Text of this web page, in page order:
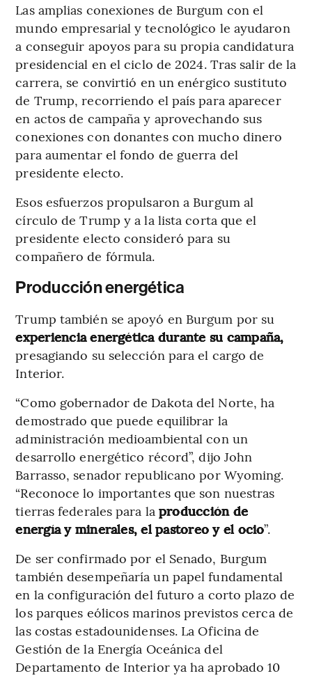
Las amplias conexiones de Burgum con el
mundo empresarial y tecnológico le ayudaron
a conseguir apoyos para su propia candidatura
presidencial en el ciclo de 2024. Tras salir de la
carrera, se convirtió en un enérgico sustituto
de Trump, recorriendo el país para aparecer
en actos de campaña y aprovechando sus
conexiones con donantes con mucho dinero
para aumentar el fondo de guerra del
presidente electo.
Esos esfuerzos propulsaron a Burgum al
círculo de Trump y a la lista corta que el
presidente electo consideró para su
compañero de fórmula.
Producción energética
Trump también se apoyó en Burgum por su
experiencia energética durante su campaña,
presagiando su selección para el cargo de
Interior.
“Como gobernador de Dakota del Norte, ha
demostrado que puede equilibrar la
administración medioambiental con un
desarrollo energético récord”, dijo John
Barrasso, senador republicano por Wyoming.
“Reconoce lo importantes que son nuestras
tierras federales para la producción de
energía y minerales, el pastoreo y el ocio”.
De ser confirmado por el Senado, Burgum
también desempeñaría un papel fundamental
en la configuración del futuro a corto plazo de
los parques eólicos marinos previstos cerca de
las costas estadounidenses. La Oficina de
Gestión de la Energía Oceánica del
Departamento de Interior ya ha aprobado 10